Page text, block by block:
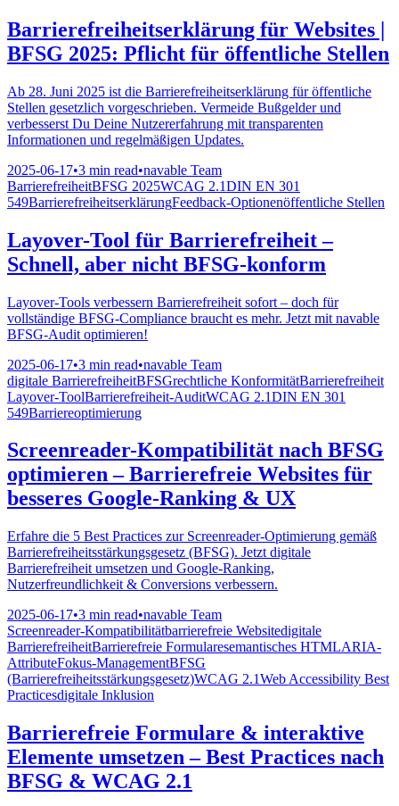
Barrierefreiheitserklärung für Websites |
BFSG 2025: Pflicht für öffentliche Stellen
Ab 28. Juni 2025 ist die Barrierefreiheitserklärung für öffentliche
Stellen gesetzlich vorgeschrieben. Vermeide Bußgelder und
verbesserst Du Deine Nutzererfahrung mit transparenten
Informationen und regelmäßigen Updates.
2025-06-17•3 min read•navable Team
BarrierefreiheitBFSG 2025WCAG 2.1DIN EN 301
549BarrierefreiheitserklärungFeedback-Optionenöffentliche Stellen
Layover-Tool für Barrierefreiheit –
Schnell, aber nicht BFSG-konform
Layover-Tools verbessern Barrierefreiheit sofort – doch für
vollständige BFSG-Compliance braucht es mehr. Jetzt mit navable
BFSG-Audit optimieren!
2025-06-17•3 min read•navable Team
digitale BarrierefreiheitBFSGrechtliche KonformitätBarrierefreiheit
Layover-ToolBarrierefreiheit-AuditWCAG 2.1DIN EN 301
549Barriereoptimierung
Screenreader-Kompatibilität nach BFSG
optimieren – Barrierefreie Websites für
besseres Google-Ranking & UX
Erfahre die 5 Best Practices zur Screenreader-Optimierung gemäß
Barrierefreiheitsstärkungsgesetz (BFSG). Jetzt digitale
Barrierefreiheit umsetzen und Google-Ranking,
Nutzerfreundlichkeit & Conversions verbessern.
2025-06-17•3 min read•navable Team
Screenreader-Kompatibilitätbarrierefreie Websitedigitale
BarrierefreiheitBarrierefreie Formularesemantisches HTMLARIA-
AttributeFokus-ManagementBFSG
(Barrierefreiheitsstärkungsgesetz)WCAG 2.1Web Accessibility Best
Practicesdigitale Inklusion
Barrierefreie Formulare & interaktive
Elemente umsetzen – Best Practices nach
BFSG & WCAG 2.1